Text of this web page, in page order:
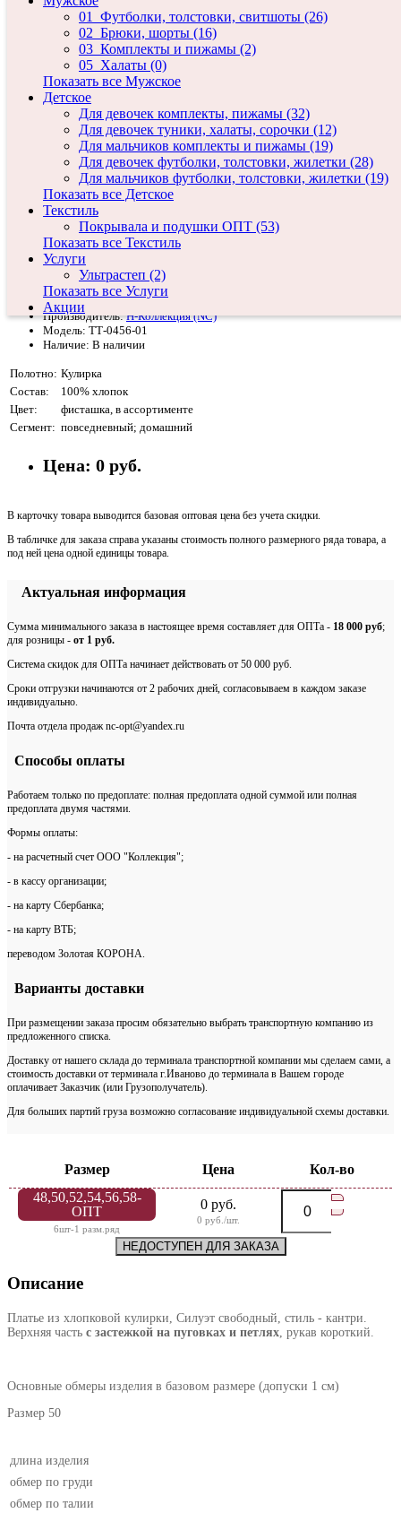
01_Футболки, толстовки, свитшоты (26)
02_Брюки, шорты (16)
03_Комплекты и пижамы (2)
05_Халаты (0)
Показать все Мужское
Детское
Для девочек комплекты, пижамы (32)
Для девочек туники, халаты, сорочки (12)
Для мальчиков комплекты и пижамы (19)
Для девочек футболки, толстовки, жилетки (28)
Для мальчиков футболки, толстовки, жилетки (19)
Показать все Детское
Текстиль
Покрывала и подушки ОПТ (53)
Показать все Текстиль
Услуги
Ультрастеп (2)
Показать все Услуги
Акции
Платье ТТ-0456-01 с застежкой
Производитель:Н-Коллекция (NC)
Модель: ТТ-0456-01
Наличие: В наличии
Полотно: Кулирка
Состав:
100% хлопок
Цвет:
фисташка, в ассортименте
Сегмент: повседневный; домашний
Цена: 0 руб.
В карточку товара выводится базовая оптовая цена без учета скидки.
В табличке для заказа справа указаны стоимость полного размерного ряда товара, а
под ней цена одной единицы товара.
Актуальная информация
Сумма минимального заказа в настоящее время составляет для ОПТа - 18 000 руб;
для розницы - от 1 руб.
Система скидок для ОПТа начинает действовать от 50 000 руб.
Сроки отгрузки начинаются от 2 рабочих дней, согласовываем в каждом заказе
индивидуально.
Почта отдела продаж nc-opt@yandex.ru
Способы оплаты
Работаем только по предоплате: полная предоплата одной суммой или полная
предоплата двумя частями.
Формы оплаты:
- на расчетный счет ООО "Коллекция";
- в кассу организации;
- на карту Сбербанка;
- на карту ВТБ;
переводом Золотая КОРОНА.
Варианты доставки
При размещении заказа просим обязательно выбрать транспортную компанию из
предложенного списка.
Доставку от нашего склада до терминала транспортной компании мы сделаем сами, а
стоимость доставки от терминала г.Иваново до терминала в Вашем городе
оплачивает Заказчик (или Грузополучатель).
Для больших партий груза возможно согласование индивидуальной схемы доставки.
Размер Цена
Кол-во
48,50,52,54,56,58-
ОПТ
6шт-1 разм.ряд
0 руб.
0 руб./шт.
НЕДОСТУПЕН ДЛЯ ЗАКАЗА
Описание
Платье из хлопковой кулирки, Силуэт свободный, стиль - кантри.
Верхняя часть с застежкой на пуговках и петлях, рукав короткий.
Основные обмеры изделия в базовом размере (допуски 1 см)
Размер 50
длина изделия
обмер по груди
обмер по талии